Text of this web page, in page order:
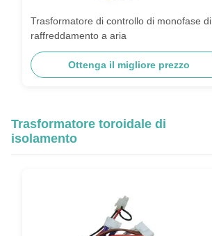
Trasformatore di controllo di monofase di
raffreddamento a aria
Ottenga il migliore prezzo
Trasformatore toroidale di
isolamento